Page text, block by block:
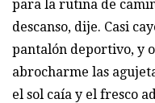
para la rutina de
descanso, dije. Casi
pantalón deportivo, y
abrocharme las
el sol caía y el fresco